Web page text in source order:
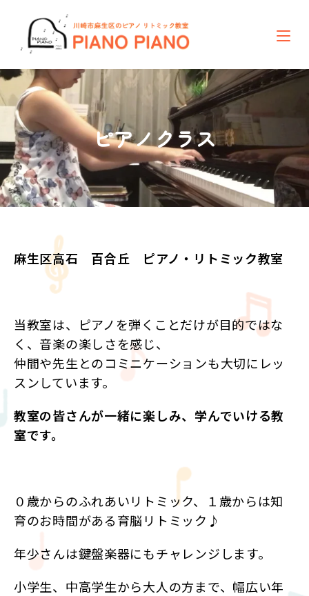
ピアノクラス
麻生区高石 百合丘 ピアノ・リトミック教室
当教室は、ピアノを弾くことだけが目的ではな
く、音楽の楽しさを感じ、
仲間や先生とのコミニケーションも大切にレッ
スンしています。
教室の皆さんが一緒に楽しみ、学んでいける教
室です。
０歳からのふれあいリトミック、１歳からは知
育のお時間がある育脳リトミック♪
年少さんは鍵盤楽器にもチャレンジします。
小学生、中高学生から大人の方まで、幅広い年